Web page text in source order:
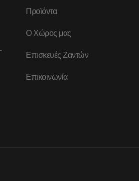
Προϊόντα
Ο Χώρος μας
Επισκευές Ζαντών
Επικοινωνία